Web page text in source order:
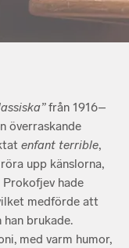
från 1916–
överraskande
enfant terrible,
upp känslorna,
hade
medförde att
brukade.
med varm humor,